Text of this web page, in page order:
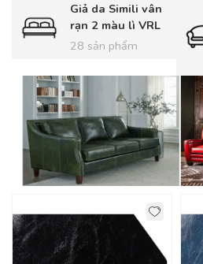
Giả da Simili vân
rạn 2 màu lì VRL
28 sản phẩm